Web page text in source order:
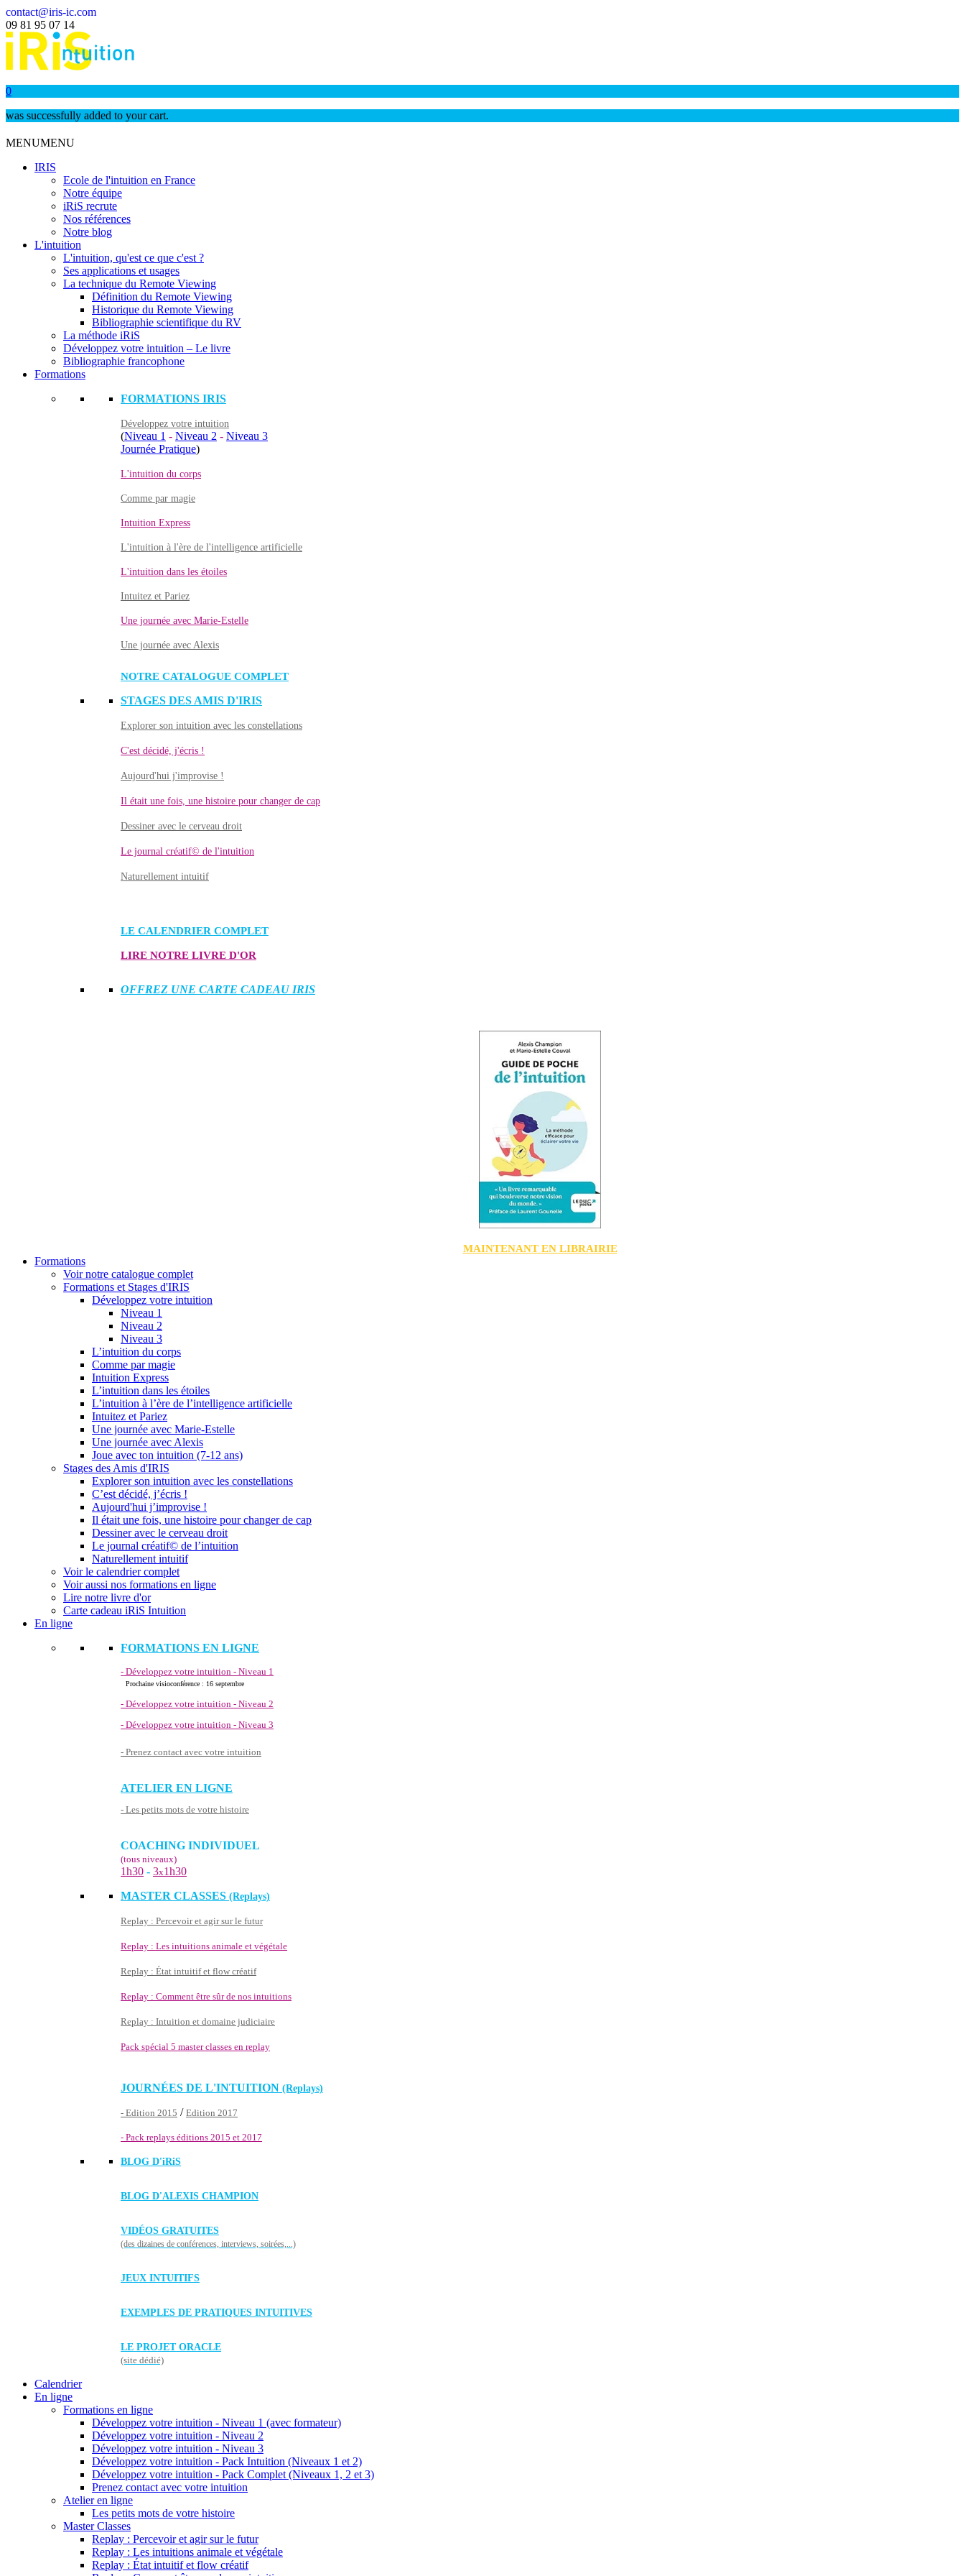
contact@iris-ic.com
09 81 95 07 14
0
was successfully added to your cart.
MENUMENU
IRIS
Ecole de l'intuition en France
Notre équipe
iRiS recrute
Nos références
Notre blog
L'intuition
L'intuition, qu'est ce que c'est ?
Ses applications et usages
La technique du Remote Viewing
Définition du Remote Viewing
Historique du Remote Viewing
Bibliographie scientifique du RV
La méthode iRiS
Développez votre intuition – Le livre
Bibliographie francophone
Formations
FORMATIONS IRIS
Développez votre intuition
(Niveau 1 - Niveau 2 - Niveau 3
Journée Pratique)
L'intuition du corps
Comme par magie
Intuition Express
L'intuition à l'ère de l'intelligence artificielle
L'intuition dans les étoiles
Intuitez et Pariez
Une journée avec Marie-Estelle
Une journée avec Alexis
NOTRE CATALOGUE COMPLET
STAGES DES AMIS D'IRIS
Explorer son intuition avec les constellations
C'est décidé, j'écris !
Aujourd'hui j'improvise !
Il était une fois, une histoire pour changer de cap
Dessiner avec le cerveau droit
Le journal créatif© de l'intuition
Naturellement intuitif
LE CALENDRIER COMPLET
LIRE NOTRE LIVRE D'OR
OFFREZ UNE CARTE CADEAU IRIS
MAINTENANT EN LIBRAIRIE
Formations
Voir notre catalogue complet
Formations et Stages d'IRIS
Développez votre intuition
Niveau 1
Niveau 2
Niveau 3
L’intuition du corps
Comme par magie
Intuition Express
L’intuition dans les étoiles
L’intuition à l’ère de l’intelligence artificielle
Intuitez et Pariez
Une journée avec Marie-Estelle
Une journée avec Alexis
Joue avec ton intuition (7-12 ans)
Stages des Amis d'IRIS
Explorer son intuition avec les constellations
C’est décidé, j’écris !
Aujourd'hui j’improvise !
Il était une fois, une histoire pour changer de cap
Dessiner avec le cerveau droit
Le journal créatif© de l’intuition
Naturellement intuitif
Voir le calendrier complet
Voir aussi nos formations en ligne
Lire notre livre d'or
Carte cadeau iRiS Intuition
En ligne
FORMATIONS EN LIGNE
- Développez votre intuition - Niveau 1
Prochaine visioconférence : 16 septembre
- Développez votre intuition - Niveau 2
- Développez votre intuition - Niveau 3
- Prenez contact avec votre intuition
ATELIER EN LIGNE
- Les petits mots de votre histoire
COACHING INDIVIDUEL
(tous niveaux)
1h30 - 3x1h30
MASTER CLASSES (Replays)
Replay : Percevoir et agir sur le futur
Replay : Les intuitions animale et végétale
Replay : État intuitif et flow créatif
Replay : Comment être sûr de nos intuitions
Replay : Intuition et domaine judiciaire
Pack spécial 5 master classes en replay
JOURNÉES DE L'INTUITION (Replays)
- Edition 2015 / Edition 2017
- Pack replays éditions 2015 et 2017
BLOG D'iRiS
BLOG D'ALEXIS CHAMPION
VIDÉOS GRATUITES
(des dizaines de conférences, interviews, soirées,...)
JEUX INTUITIFS
EXEMPLES DE PRATIQUES INTUITIVES
LE PROJET ORACLE
(site dédié)
Calendrier
En ligne
Formations en ligne
Développez votre intuition - Niveau 1 (avec formateur)
Développez votre intuition - Niveau 2
Développez votre intuition - Niveau 3
Développez votre intuition - Pack Intuition (Niveaux 1 et 2)
Développez votre intuition - Pack Complet (Niveaux 1, 2 et 3)
Prenez contact avec votre intuition
Atelier en ligne
Les petits mots de votre histoire
Master Classes
Replay : Percevoir et agir sur le futur
Replay : Les intuitions animale et végétale
Replay : État intuitif et flow créatif